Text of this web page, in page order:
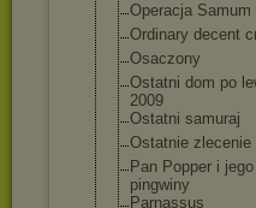
Operacja Samum
Ordinary decent
Osaczony
Ostatni dom po
2009
Ostatni samuraj
Ostatnie zlecenie
Pan Popper i jego
pingwiny
Parnassus